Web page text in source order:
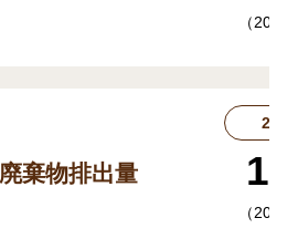
（
廃棄物排出量
（